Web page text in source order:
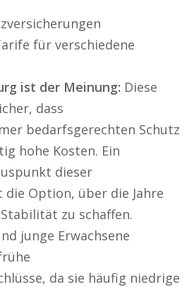
für verschiedene
ist der Meinung: Diese
dass
bedarfsgerechten Schutz
hohe Kosten. Ein
dieser
Option, über die Jahre
zu schaffen.
junge Erwachsene
da sie häufig niedrige